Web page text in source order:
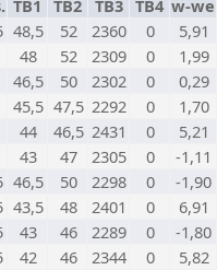
TB1 TB2 TB3 TB4 w-we
48,5 52 2360 0 5,91
48 52 2309 0 1,99
46,5 50 2302 0 0,29
45,5 47,5 2292 0 1,70
44 46,5 2431 0 5,21
43 47 2305 0 -1,11
46,5 50 2298 0 -1,90
43,5 48 2401 0 6,91
43 46 2289 0 -1,80
42 46 2344 0 5,82